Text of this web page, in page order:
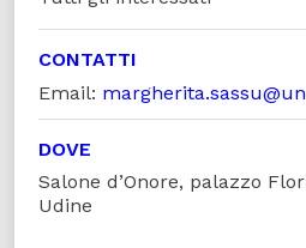
CONTATTI
Email:
DOVE
Salone d’Onore, palazzo
Udine